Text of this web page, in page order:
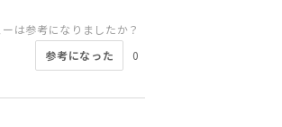
は参考になりましたか？
参考になった
0